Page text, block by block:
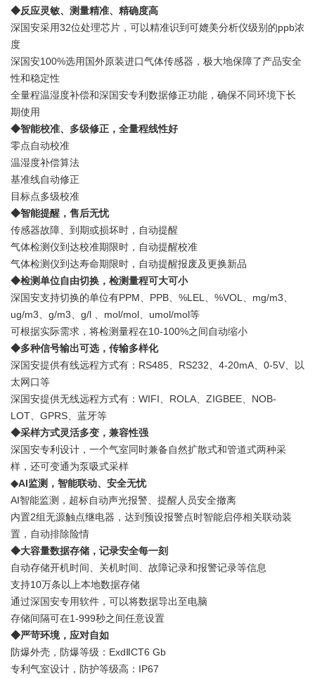
◆反应灵敏、测量精准、精确度高
深国安采用32位处理芯片，可以精准识到可媲美分析仪级别的ppb浓
度
深国安100%选用国外原装进口气体传感器，极大地保障了产品安全
性和稳定性
全量程温湿度补偿和深国安专利数据修正功能，确保不同环境下长
期使用
◆智能校准、多级修正，全量程线性好
零点自动校准
温湿度补偿算法
基准线自动修正
目标点多级校准
◆智能提醒，售后无忧
传感器故障、到期或损坏时，自动提醒
气体检测仪到达校准期限时，自动提醒校准
气体检测仪到达寿命期限时，自动提醒报废及更换新品
◆检测单位自由切换，检测量程可大可小
深国安支持切换的单位有PPM、PPB、%LEL、%VOL、mg/m3、
ug/m3、g/m3、g/l 、mol/mol、umol/mol等
可根据实际需求，将检测量程在10-100%之间自动缩小
◆多种信号输出可选，传输多样化
深国安提供有线远程方式有：RS485、RS232、4-20mA、0-5V、以
太网口等
深国安提供无线远程方式有：WIFI、ROLA、ZIGBEE、NOB-
LOT、GPRS、蓝牙等
◆采样方式灵活多变，兼容性强
深国安专利设计，一个气室同时兼备自然扩散式和管道式两种采
样，还可变通为泵吸式采样
◆AI监测，智能联动、安全无忧
AI智能监测，超标自动声光报警、提醒人员安全撤离
内置2组无源触点继电器，达到预设报警点时智能启停相关联动装
置，自动排除险情
◆大容量数据存储，记录安全每一刻
自动存储开机时间、关机时间、故障记录和报警记录等信息
支持10万条以上本地数据存储
通过深国安专用软件，可以将数据导出至电脑
存储间隔可在1-999秒之间任意设置
◆严苛环境，应对自如
防爆外壳，防爆等级：ExdⅡCT6 Gb
专利气室设计，防护等级高：IP67